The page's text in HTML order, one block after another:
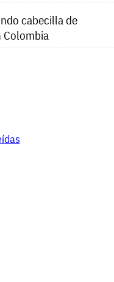
cabecilla de
Colombia